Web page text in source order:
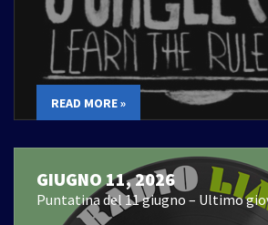
READ MORE »
GIUGNO 11, 2026
Puntatina del 11 giugno – Ultimo